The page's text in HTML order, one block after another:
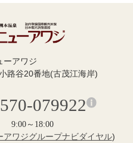
ーアワジ
路谷20番地(古茂江海岸)
079922
9:00～18:00
アワジグループナビダイヤル)